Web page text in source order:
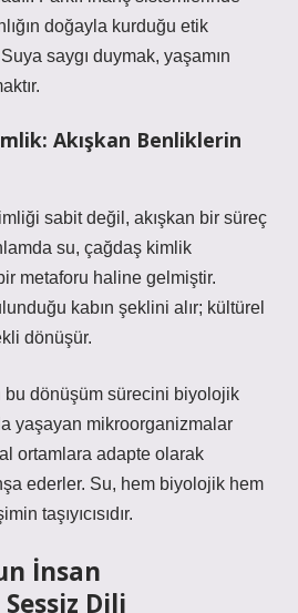
doğayla kurduğu etik
saygı duymak, yaşamın
Akışkan Benliklerin
sabit değil, akışkan bir süreç
su, çağdaş kimlik
metaforu haline gelmiştir.
kabın şeklini alır; kültürel
dönüşür.
bu dönüşüm sürecini biyolojik
yaşayan mikroorganizmalar
ortamlara adapte olarak
ederler. Su, hem biyolojik hem
taşıyıcısıdır.
İnsan
Dili